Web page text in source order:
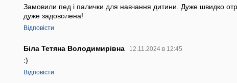
Замовили пед і палички для навчання дитини. Дуже швидко
дуже задоволена!
Відповісти
Біла Тетяна Володимирівна 12.11.2024 в 12:45
:)
Відповісти